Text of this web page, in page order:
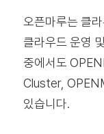
오픈마루는 클
클라우드 운영
중에서도
Cluster,
있습니다.